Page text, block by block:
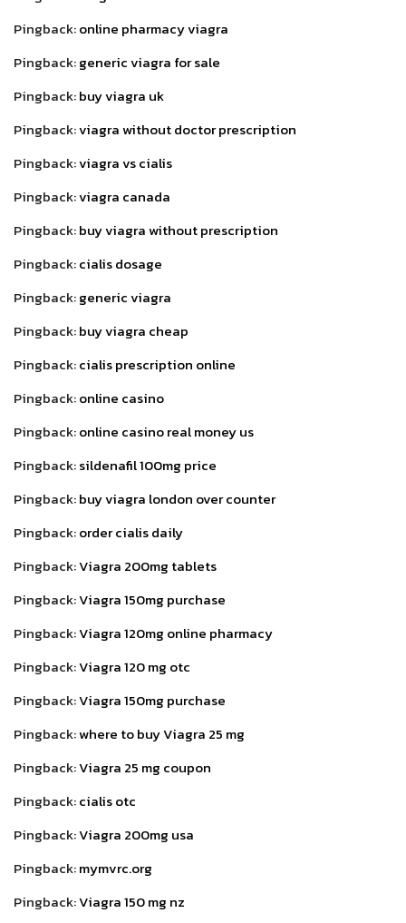
Pingback:online pharmacy viagra
Pingback:generic viagra for sale
Pingback:buy viagra uk
Pingback:viagra without doctor prescription
Pingback:viagra vs cialis
Pingback:viagra canada
Pingback:buy viagra without prescription
Pingback:cialis dosage
Pingback:generic viagra
Pingback:buy viagra cheap
Pingback:cialis prescription online
Pingback:online casino
Pingback:online casino real money us
Pingback:sildenafil 100mg price
Pingback:buy viagra london over counter
Pingback:order cialis daily
Pingback:Viagra 200mg tablets
Pingback:Viagra 150mg purchase
Pingback:Viagra 120mg online pharmacy
Pingback:Viagra 120 mg otc
Pingback:Viagra 150mg purchase
Pingback:where to buy Viagra 25 mg
Pingback:Viagra 25 mg coupon
Pingback:cialis otc
Pingback:Viagra 200mg usa
Pingback:mymvrc.org
Pingback:Viagra 150 mg nz